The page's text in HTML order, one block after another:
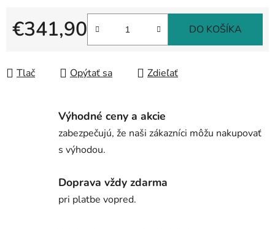
€341,90 DO KOŠÍKA
Tlač Opýtať sa Zdieľať
Výhodné ceny a akcie
zabezpečujú, že naši zákazníci môžu nakupovať
s výhodou.
Doprava vždy zdarma
pri platbe vopred.